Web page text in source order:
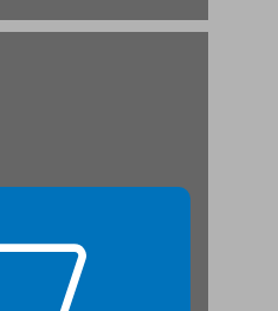
איך להנחית מטוס ... 18